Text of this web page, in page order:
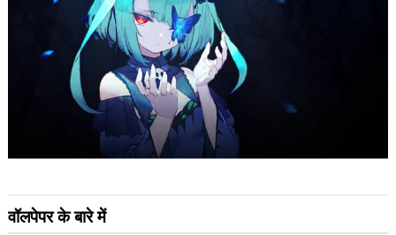
वॉलपेपर के बारे में